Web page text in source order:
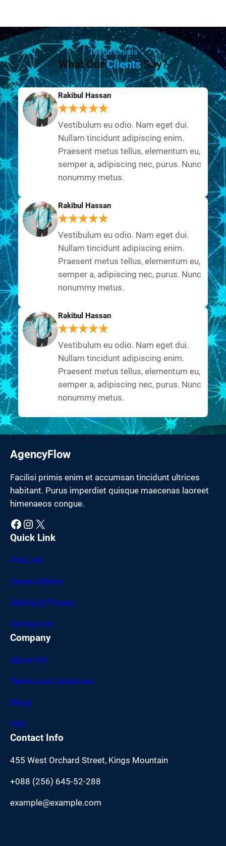
Testimonials
What OurClients Say?
Rakibul Hassan
Vestibulum eu odio. Nam eget dui.
Nullam tincidunt adipiscing enim.
Praesent metus tellus, elementum eu,
semper a, adipiscing nec, purus. Nunc
nonummy metus.
Rakibul Hassan
Vestibulum eu odio. Nam eget dui.
Nullam tincidunt adipiscing enim.
Praesent metus tellus, elementum eu,
semper a, adipiscing nec, purus. Nunc
nonummy metus.
Rakibul Hassan
Vestibulum eu odio. Nam eget dui.
Nullam tincidunt adipiscing enim.
Praesent metus tellus, elementum eu,
semper a, adipiscing nec, purus. Nunc
nonummy metus.
AgencyFlow
Facilisi primis enim et accumsan tincidunt ultrices
habitant. Purus imperdiet quisque maecenas laoreet
himenaeos congue.
Facebook Instagram X
Quick Link
Find Job
Career Advice
Setting & Privacy
Contact Us
Company
About US
Terms and Conditions
Blogs
FAQ
Contact Info
455 West Orchard Street, Kings Mountain
+088 (256) 645-52-288
example@example.com